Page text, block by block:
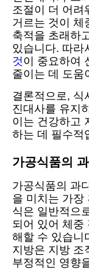
조절이 더 어려
거르는 것이 체
축적을 초래하
있습니다. 따라
것이 중요하여
줄이는 데 도움
결론적으로, 식
진대사를 유지
이는 건강하고
하는 데 필수적
가공식품의
가공식품의 과
을 미치는 가장
식은 일반적으
되어 있어 체중
해할 수 있습니
지방은 지방 조
부정적인 영향